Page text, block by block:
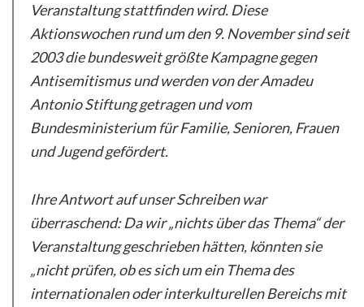
Veranstaltung stattfinden wird. Diese
Aktionswochen rund um den 9. November sind seit
2003 die bundesweitgrößte Kampagne gegen
Antisemitismus und werden von der Amadeu
Antonio Stiftung getragen und vom
Bundesministerium für Familie, Senioren, Frauen
und Jugend gefördert.
Ihre Antwort auf unser Schreiben war
überraschend: Da wir „nichts über das Thema“ der
Veranstaltung geschrieben hätten, könnten sie
„nicht prüfen, ob es sich um ein Thema des
internationalen oder interkulturellen Bereichs mit